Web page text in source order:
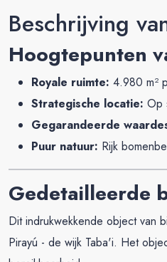
Beschrijving
Hoogtepunten
Royale ruimte: 4.980 m²
Strategische locatie: Op
Gegarandeerde
Puur natuur: Rijk
Gedetailleerde
Dit indrukwekkende object van
Pirayú - de wijk Taba'i. Het